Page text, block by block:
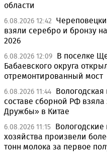
области
6.08.2026 12:42
взяли серебро и бронзу
2026
6.08.2026 12:09 В поселке
Бабаевского округа
отремонтированный мост
6.08.2026 11:44
составе сборной РФ взяла
Дружбы» в Китае
6.08.2026 11:15
хозяйства произвели
тонн молока за первое